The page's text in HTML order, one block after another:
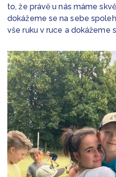
to, že právě u nás máme
dokážeme se na sebe
vše ruku v ruce a dokážeme